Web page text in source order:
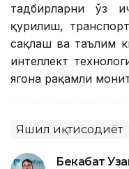
тадбирларни ўз
қурилиш,
сақлаш ва таълим
интеллект
ягона рақамли
Яшил иқтисодиёт
Бекабат